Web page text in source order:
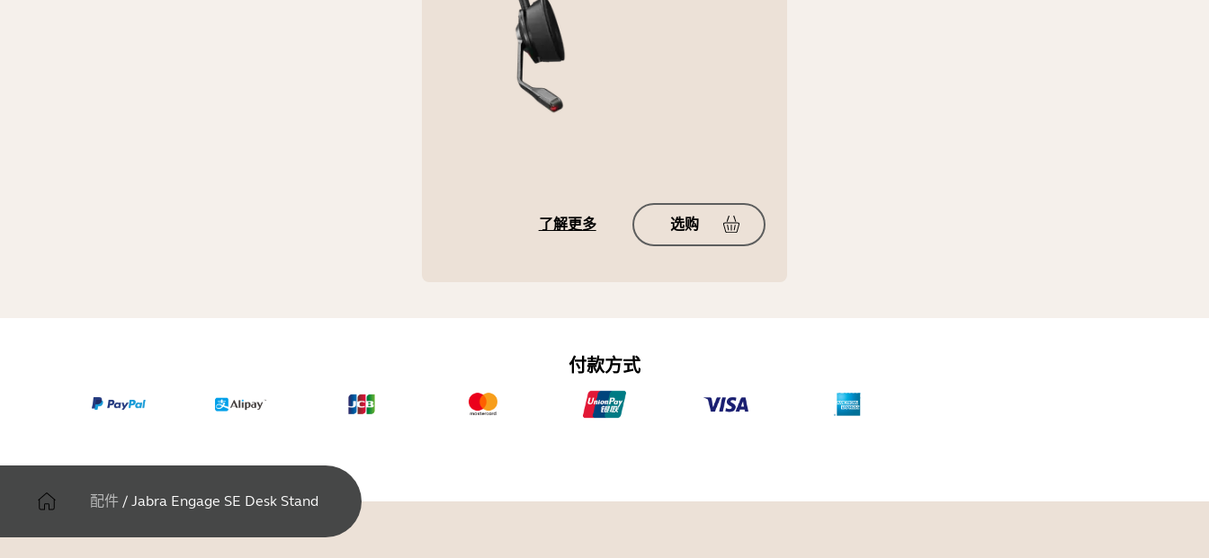
了解更多 选购
付款方式
配件 / Jabra Engage SE Desk Stand